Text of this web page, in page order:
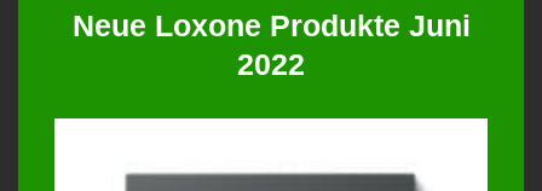
Neue Loxone Produkte Juni
2022